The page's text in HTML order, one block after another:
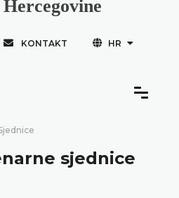
KONTAKT HR
sjednice